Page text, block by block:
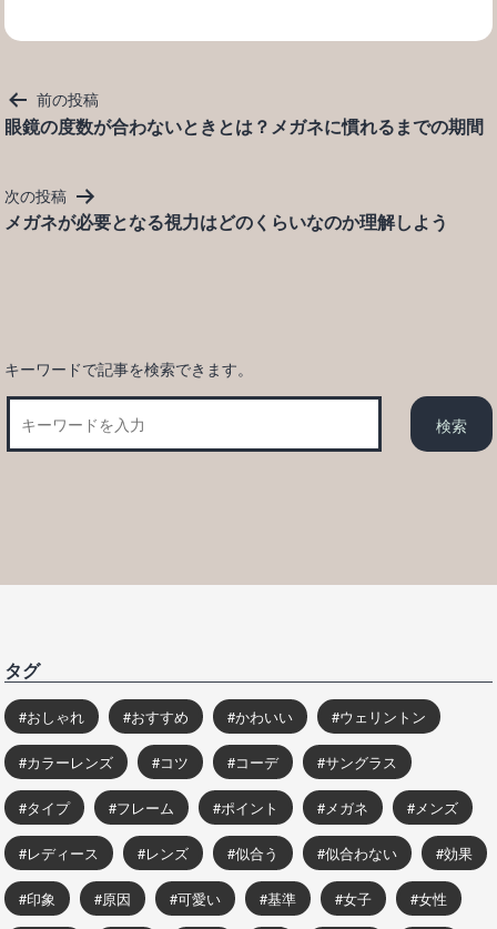
投
稿
ゲ
ー
前の投稿
眼鏡の度数が合わないときとは？メガネに慣れるまでの期間
次の投稿
メガネが必要となる視力はどのくらいなのか理解しよう
キーワードで記事を検索できます。
タグ
おしゃれ おすすめ かわいい ウェリントン
カラーレンズ コツ コーデ サングラス
タイプ フレーム ポイント メガネ メンズ
レディース レンズ 似合う 似合わない 効果
印象 原因 可愛い 基準 女子 女性